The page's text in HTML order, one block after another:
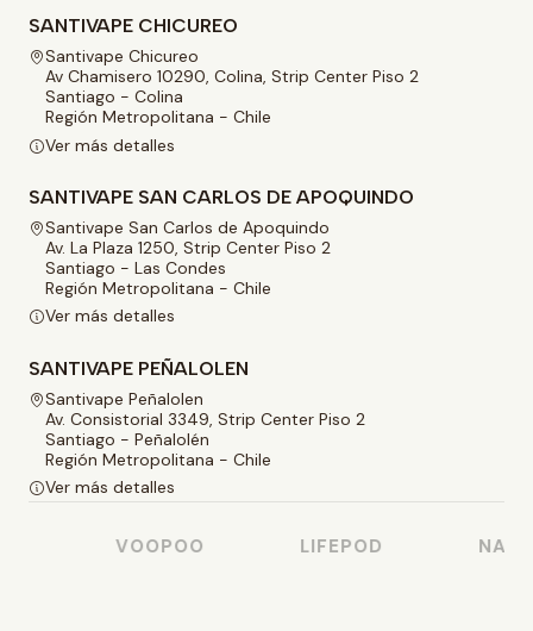
SANTIVAPE CHICUREO
Santivape Chicureo
Av Chamisero 10290, Colina, Strip Center Piso 2
Santiago - Colina
Región Metropolitana - Chile
Ver más detalles
SANTIVAPE SAN CARLOS DE APOQUINDO
Santivape San Carlos de Apoquindo
Av. La Plaza 1250, Strip Center Piso 2
Santiago - Las Condes
Región Metropolitana - Chile
Ver más detalles
SANTIVAPE PEÑALOLEN
Santivape Peñalolen
Av. Consistorial 3349, Strip Center Piso 2
Santiago - Peñalolén
Región Metropolitana - Chile
Ver más detalles
VOOPOO LIFEPOD